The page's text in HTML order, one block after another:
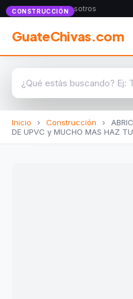
Anunciate con nosotros
GuateChivas.com
Inicio › Construcción ›
DE UPVC y MUCHO MAS HAZ
CONSTRUCCIÓN